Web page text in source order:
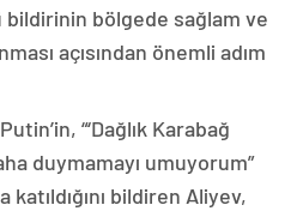
bildirinin bölgede sağlam ve
açısından önemli adım
Putin’in, “‘Dağlık Karabağ
duymamayı umuyorum”
katıldığını bildiren Aliyev,